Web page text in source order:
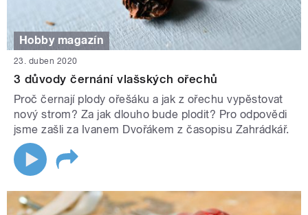
Hobby magazín
23. duben 2020
3 důvody černání vlašských ořechů
Proč černají plody ořešáku a jak z ořechu vypěstovat
nový strom? Za jak dlouho bude plodit? Pro odpovědi
jsme zašli za Ivanem Dvořákem z časopisu Zahrádkář.